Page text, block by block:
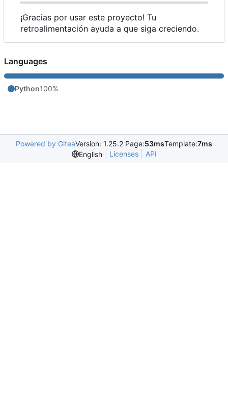
¡Gracias por usar este proyecto! Tu
retroalimentación ayuda a que siga creciendo.
Languages
Python100%
Powered by GiteaVersion: 1.25.2 Page:53msTemplate:7ms
English
Licenses API